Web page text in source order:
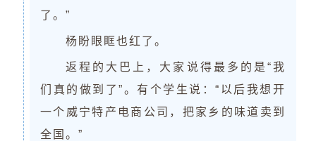
了。”
杨盼眼眶也红了。
返程的大巴上，大家说得最多的是“我
们真的做到了”。有个学生说：“以后我想开
一个威宁特产电商公司，把家乡的味道卖到
全国。”